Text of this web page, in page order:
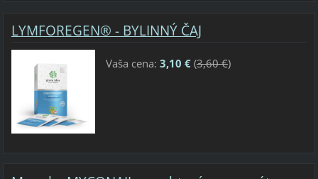
LYMFOREGEN® - BYLINNÝ ČAJ
Vaša cena: 3,10 €(3,60 €)